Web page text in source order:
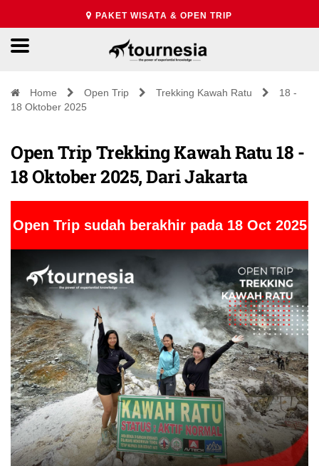
PAKET WISATA & OPEN TRIP
Home Open Trip Trekking Kawah Ratu
18 -
18 Oktober 2025
Open Trip Trekking Kawah Ratu 18 -
18 Oktober 2025, Dari Jakarta
Open Trip sudah berakhir pada 18 Oct 2025